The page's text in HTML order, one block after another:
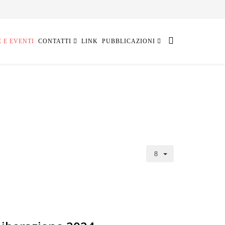
E EVENTI CONTATTI LINK PUBBLICAZIONI